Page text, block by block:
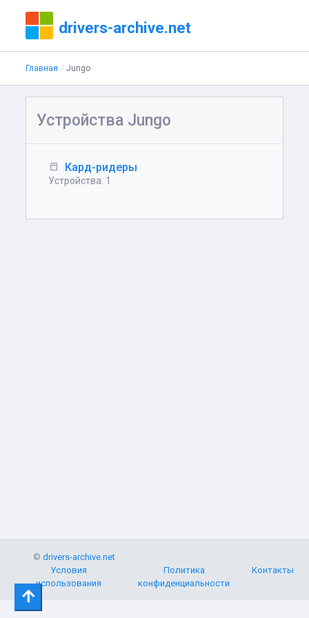
drivers-archive.net
Главная Jungo
Устройства Jungo
Кард-ридеры
Устройства: 1
©drivers-archive.net
Условия
использования
Политика
конфиденциальности
Контакты